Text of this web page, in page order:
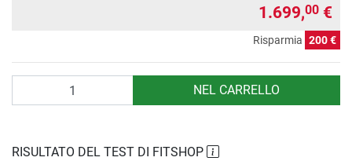
1.699,00 €
Risparmia 200 €
NEL CARRELLO
RISULTATO DEL TEST DI FITSHOP